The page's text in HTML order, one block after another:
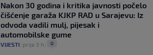
Nakon 30 godina i kritika javnosti počelo
čišćenje garaža KJKP RAD u Sarajevu: Iz
odvoda vadili mulj, pijesak i
automobilske gume
VIJESTI prije 3 h 0